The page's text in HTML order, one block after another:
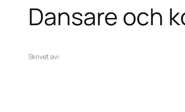
Dansare och
Skrivet avi